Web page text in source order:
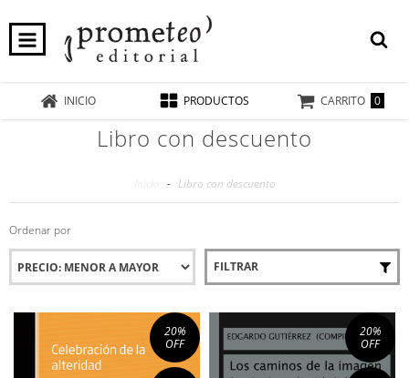
INICIO PRODUCTOS CARRITO 0
Libro con descuento
- Libro con descuento
Ordenar por
FILTRAR
20%
OFF
20%
OFF